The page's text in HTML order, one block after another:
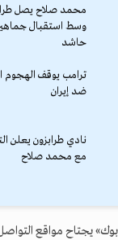
محمد صلاح يصل
وسط استقبال
حاشد
ترامب يوقف الهجوم
ضد إيران
نادي طرابزون يعلن
مع محمد صلاح
يجتاح مواقع